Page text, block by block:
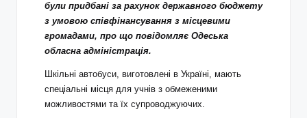
були придбані за рахунок державного бюджету
з умовою співфінансування з місцевими
громадами, про що повідомляє Одеська
обласна адміністрація.
Шкільні автобуси, виготовлені в Україні, мають
спеціальні місця для учнів з обмеженими
можливостями та їх супроводжуючих.